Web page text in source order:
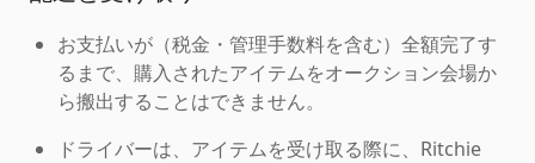
お支払いが（税金・管理手数料を含む）全額完了す
るまで、購入されたアイテムをオークション会場か
ら搬出することはできません。
ドライバーは、アイテムを受け取る際に、Ritchie